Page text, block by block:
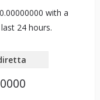
with a
24 hours.